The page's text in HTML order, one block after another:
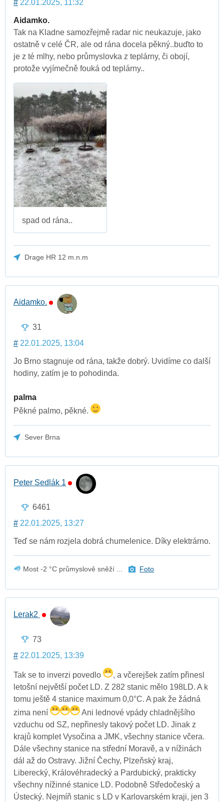
# 22.01.2025, 11:32
Aidamko.
Tak na Kladne samozřejmě radar nic neukazuje, jako
ostatně v celé ČR, ale od rána docela pěkný..buďto to
je z té mlhy, nebo průmyslovka z teplárny, či obojí,
protože vyjímečně fouká od teplárny..
spad od rána..
Drage HR 12 m.n.m
Aidamko.
31
# 22.01.2025, 13:04
Jo Brno stagnuje od rána, takže dobrý. Uvidíme co další
hodiny, zatím je to pohodinda.
palma
Pěkné palmo, pěkné.
Sever Brna
Peter Sedlák 1
6461
# 22.01.2025, 13:27
Teď se nám rozjela dobrá chumelenice. Díky elektrárno.
Most -2 °C průmyslově sněží ... Foto
Lerak2
73
# 22.01.2025, 13:39
Tak se to inverzi povedlo
, a včerejšek zatím přinesl
letošní největší počet LD. Z 282 stanic mělo 198LD. A k
tomu ještě 4 stanice maximum 0,0°C. A pak že žádná
zima není
Ani lednové vpády chladnějšího
vzduchu od SZ, nepřinesly takový počet LD. Jinak z
krajů komplet Vysočina a JMK, všechny stanice včera.
Dále všechny stanice na střední Moravě, a v nížinách
dál až do Ostravy. Jižní Čechy, Plzeňský kraj,
Liberecký, Královéhradecký a Pardubický, prakticky
všechny nížinné stanice LD. Podobně Středočeský a
Ústecký. Nejmíň stanic s LD v Karlovarském kraji, jen 3